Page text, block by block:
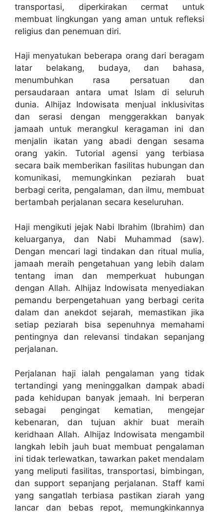
transportasi, diperkirakan cermat untuk
membuat lingkungan yang aman untuk refleksi
religius dan penemuan diri.
Haji menyatukan beberapa orang dari beragam
latar belakang, budaya, dan bahasa,
menumbuhkan rasa persatuan dan
persaudaraan antara umat Islam di seluruh
dunia. Alhijaz Indowisata menjual inklusivitas
dan serasi dengan menggerakkan banyak
jamaah untuk merangkul keragaman ini dan
menjalin ikatan yang abadi dengan sesama
orang yakin. Tutorial agensi yang terbiasa
secara baik memberikan fasilitas hubungan dan
komunikasi, memungkinkan peziarah buat
berbagi cerita, pengalaman, dan ilmu, membuat
bertambah perjalanan secara keseluruhan.
Haji mengikuti jejak Nabi Ibrahim (Ibrahim) dan
keluarganya, dan Nabi Muhammad (saw).
Dengan mencari lagi tindakan dan ritual mulia,
jamaah meraih pengetahuan yang lebih dalam
tentang iman dan memperkuat hubungan
dengan Allah. Alhijaz Indowisata menyediakan
pemandu berpengetahuan yang berbagi cerita
dalam dan anekdot sejarah, memastikan jika
setiap peziarah bisa sepenuhnya memahami
pentingnya dan relevansi tindakan sepanjang
perjalanan.
Perjalanan haji ialah pengalaman yang tidak
tertandingi yang meninggalkan dampak abadi
pada kehidupan banyak jemaah. Ini berperan
sebagai pengingat kematian, mengejar
kebenaran, dan tujuan akhir buat meraih
keridhaan Allah. Alhijaz Indowisata mengambil
langkah lebih jauh buat membuat pengalaman
ini tidak terlewatkan, tawarkan paket mendalam
yang meliputi fasilitas, transportasi, bimbingan,
dan support sepanjang perjalanan. Staff kami
yang sangatlah terbiasa pastikan ziarah yang
lancar dan bebas repot, memungkinkannya